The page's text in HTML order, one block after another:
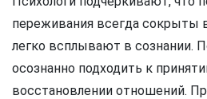
переживания всегда сокрыты
легко всплывают в сознании.
осознанно подходить к
восстановлении отношений.